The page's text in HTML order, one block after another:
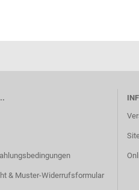
& Muster-Widerrufsformular